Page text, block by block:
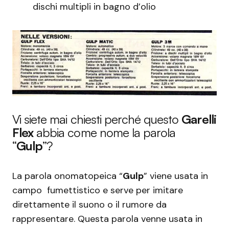
dischi multipli in bagno d’olio
Vi siete mai chiesti perché questo Garelli
Flexabbia come nome la parola
“Gulp”?
La parola onomatopeica “Gulp” viene usata in
campo fumettistico e serve per imitare
direttamente il suono o il rumore da
rappresentare. Questa parola venne usata in